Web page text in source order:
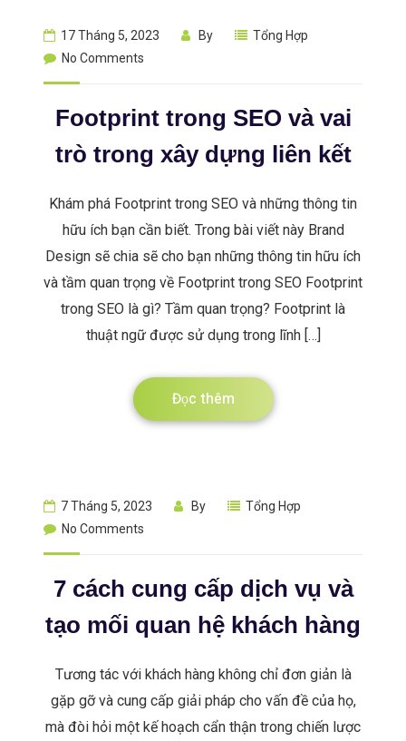
17 Tháng 5, 2023 By
Tổng Hợp
No Comments
Footprint trong SEO và vai
trò trong xây dựng liên kết
Khám phá Footprint trong SEO và những thông tin
hữu ích bạn cần biết. Trong bài viết này Brand
Design sẽ chia sẽ cho bạn những thông tin hữu ích
và tầm quan trọng về Footprint trong SEO Footprint
trong SEO là gì? Tầm quan trọng? Footprint là
thuật ngữ được sử dụng trong lĩnh […]
Đọc thêm
7 Tháng 5, 2023 By
Tổng Hợp
No Comments
7 cách cung cấp dịch vụ và
tạo mối quan hệ khách hàng
Tương tác với khách hàng không chỉ đơn giản là
gặp gỡ và cung cấp giải pháp cho vấn đề của họ,
mà đòi hỏi một kế hoạch cẩn thận trong chiến lược